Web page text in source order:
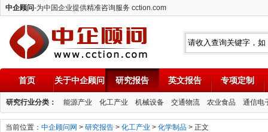
中企顾问-为中国企业提供精准咨询服务 cction.com
中企顾问
首页 关于中企顾问 研究报告 英文报告 专项定制
研究行业分类： 能源产业 化工产业 机械设备 交通物流 农业食品 通信电
当前位置： 中企顾问网 > 研究报告 > 化工产业 > 化学制品 > 正文